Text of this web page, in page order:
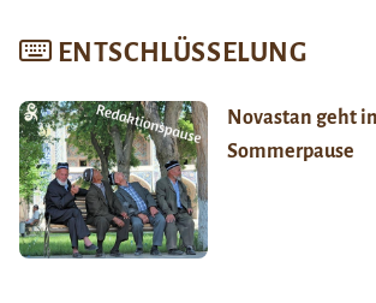
ENTSCHLÜSSELUNG
Novastan geht
Sommerpause